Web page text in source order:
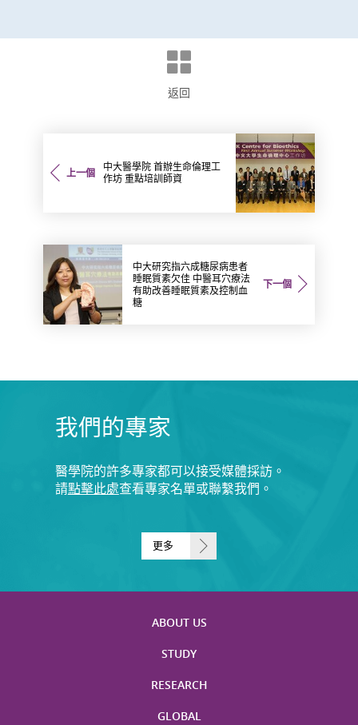
返回
上一個
中大醫學院 首辦生命倫理工
作坊 重點培訓師資
下一個
中大研究指六成糖尿病患者
睡眠質素欠佳 中醫耳穴療法
有助改善睡眠質素及控制血
糖
我們的專家
醫學院的許多專家都可以接受媒體採訪。
請點擊此處查看專家名單或聯繫我們。
更多
ABOUT US
STUDY
RESEARCH
GLOBAL